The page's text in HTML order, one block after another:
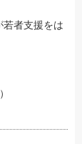
若者支援をは